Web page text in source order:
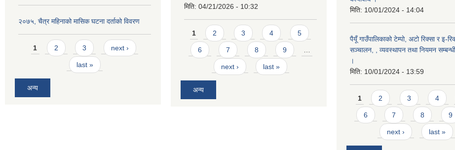
२०७५, चैत्र महिनाको मासिक घटना दर्ताको विवरण
Pages
1 2 3 next ›
last »
अन्य
मिति: 04/21/2026 - 10:32
Pages
1 2 3 4 5
6 7 8 9 …
next › last »
अन्य
मिति: 10/01/2024 - 14:04
पैयूँ गाउँपालिकाको टेम्पो, अटो रिक्सा र इ-
सञ्चालन, , व्यवस्थापन तथा नियमन सम्बन्धी
।
मिति: 10/01/2024 - 13:59
Pages
1 2 3 4
6 7 8 9
next › last »